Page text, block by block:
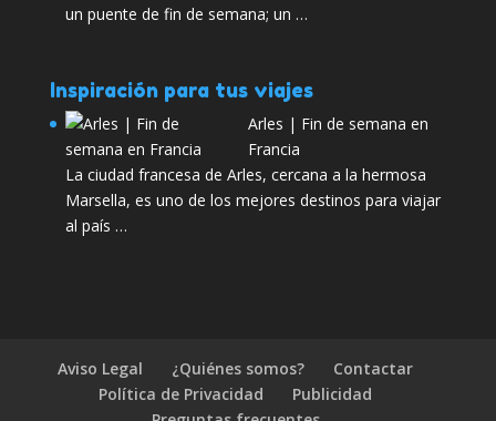
un puente de fin de semana; un …
Inspiración para tus viajes
Arles | Fin de semana en
Francia
La ciudad francesa de Arles, cercana a la hermosa
Marsella, es uno de los mejores destinos para viajar
al país …
Aviso Legal ¿Quiénes somos?
Contactar
Política de Privacidad
Publicidad